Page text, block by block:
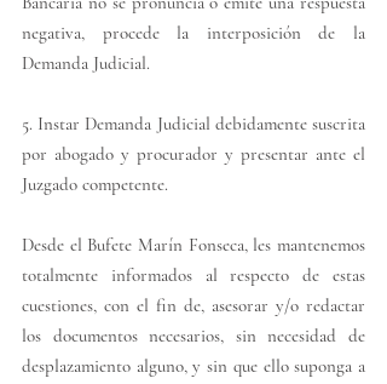
negativa, procede la interposición de la
Demanda Judicial.
5. Instar Demanda Judicial debidamente suscrita
por abogado y procurador y presentar ante el
Juzgado competente.
Desde el Bufete Marín Fonseca, les mantenemos
totalmente informados al respecto de estas
cuestiones, con el fin de, asesorar y/o redactar
los documentos necesarios, sin necesidad de
desplazamiento alguno, y sin que ello suponga a